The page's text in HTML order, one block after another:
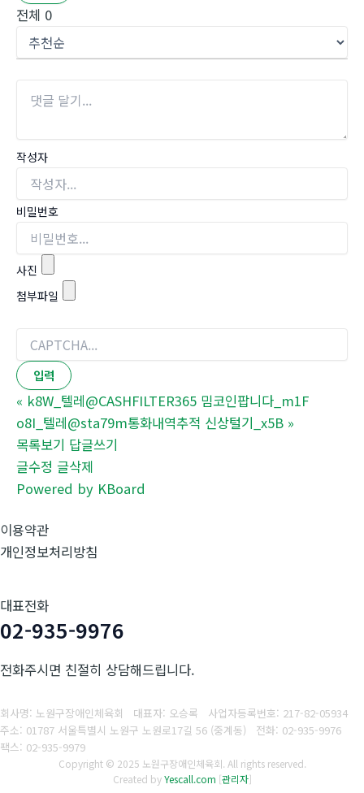
전체 0
작성자
비밀번호
사진
첨부파일
« k8W_텔레@CASHFILTER365 밈코인팝니다_m1F
o8I_텔레@sta79m통화내역추적 신상털기_x5B »
목록보기 답글쓰기
글수정 글삭제
Powered by KBoard
이용약관
개인정보처리방침
대표전화
02-935-9976
전화주시면 친절히 상담해드립니다.
회사명: 노원구장애인체육회 대표자: 오승록 사업자등록번호: 217-82-05934
주소: 01787 서울특별시 노원구 노원로17길 56 (중계동) 전화: 02-935-9976
팩스: 02-935-9979
Copyright © 2025 노원구장애인체육회. All rights reserved.
Created byYescall.com [관리자]